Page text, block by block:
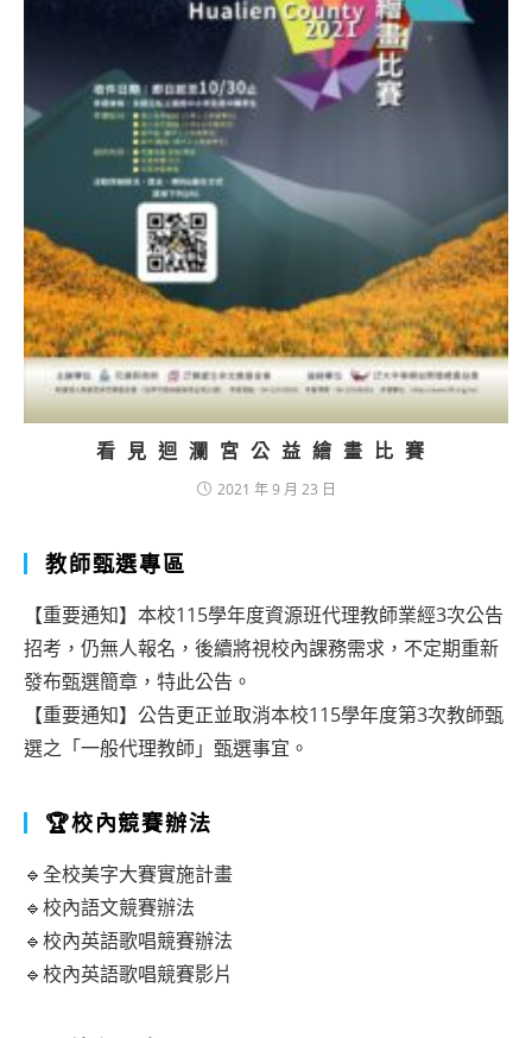
看見迴瀾宮公益繪畫比賽
2021 年 9 月 23 日
教師甄選專區
【重要通知】本校115學年度資源班代理教師業經3次公告
招考，仍無人報名，後續將視校內課務需求，不定期重新
發布甄選簡章，特此公告。
【重要通知】公告更正並取消本校115學年度第3次教師甄
選之「一般代理教師」甄選事宜。
🏆校內競賽辦法
🔹全校美字大賽實施計畫
🔹校內語文競賽辦法
🔹校內英語歌唱競賽辦法
🔹校內英語歌唱競賽影片